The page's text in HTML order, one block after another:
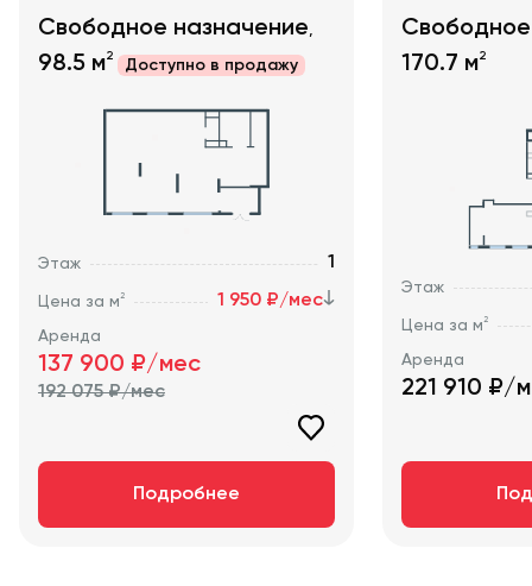
Свободное назначение,
98.5 м2
Доступно в продажу
Этаж 1
Цена за м2 1 950 ₽/мес
Аренда
137 900 ₽/мес
192 075₽/мес
Подробнее
170.7 м2
Этаж
Цена за м2
Аренда
221 910 ₽/